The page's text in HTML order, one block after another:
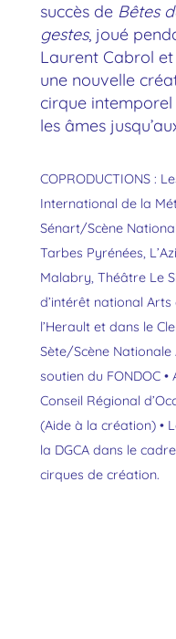
succès de Bêtes
gestes, joué
Laurent Cabrol
une nouvelle
cirque
les âmes
COPRODUCTIONS :
International de la
Sénart/Scène
Tarbes Pyrénées,
Malabry, Théâtre Le
d’intérêt national
l’Herault et dans le
Sète/Scène
soutien du FONDOC •
Conseil Régional
(Aide à la création) •
la DGCA dans le
cirques de création.